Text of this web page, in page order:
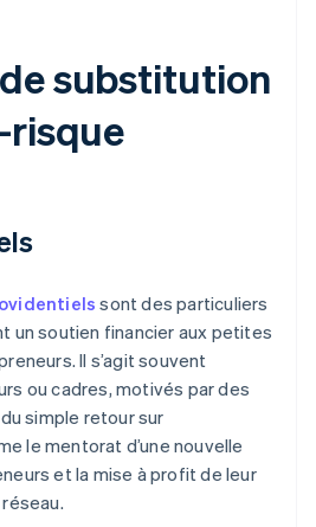
substitution
risque
sont des particuliers
un soutien financier aux petites
Il s’agit souvent
ou cadres, motivés par des
simple retour sur
le mentorat d’une nouvelle
et la mise à profit de leur